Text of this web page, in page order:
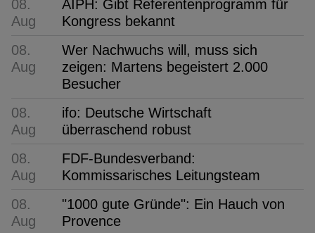
08.
Aug
AIPH: Gibt Referentenprogramm für
Kongress bekannt
08.
Aug
Wer Nachwuchs will, muss sich
zeigen: Martens begeistert 2.000
Besucher
08.
Aug
ifo: Deutsche Wirtschaft
überraschend robust
08.
Aug
FDF-Bundesverband:
Kommissarisches Leitungsteam
08.
Aug
"1000 gute Gründe": Ein Hauch von
Provence